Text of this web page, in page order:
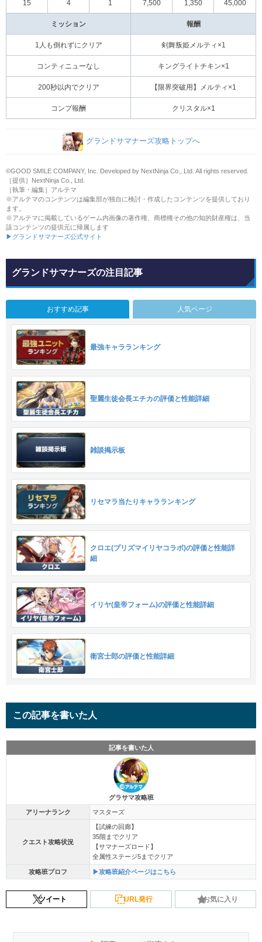
15 4 1 7,500 1,350 45,000
ミッション 報酬
1人も倒れずにクリア 剣舞叛姫メルティ×1
コンティニューなし キングライトチキン×1
200秒以内でクリア 【限界突破用】メルティ×1
コンプ報酬 クリスタル×1
グランドサマナーズ攻略トップへ
©GOOD SMILE COMPANY, Inc. Developed by NextNinja Co., Ltd. All rights reserved.
［提供］NextNinja Co., Ltd.
［執筆・編集］アルテマ
※アルテマのコンテンツは編集部が独自に検討・作成したコンテンツを提供しており
ます。
※アルテマに掲載しているゲーム内画像の著作権、商標権その他の知的財産権は、当
該コンテンツの提供元に帰属します
▶グランドサマナーズ公式サイト
グランドサマナーズの注目記事
おすすめ記事 人気ページ
最強キャラランキング
聖麗生徒会長エチカの評価と性能詳細
雑談掲示板
リセマラ当たりキャラランキング
クロエ(プリズマイリヤコラボ)の評価と性能詳
細
イリヤ(皇帝フォーム)の評価と性能詳細
衛宮士郎の評価と性能詳細
この記事を書いた人
記事を書いた人
グラサマ攻略班
アリーナランク マスターズ
クエスト攻略状況
【試練の回廊】
35階までクリア
【サマナーズロード】
全属性ステージ5までクリア
攻略班プロフ ▶攻略班紹介ページはこちら
ツイート URL発行 お気に入り